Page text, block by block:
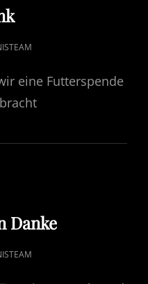
eine Futterspende
Danke